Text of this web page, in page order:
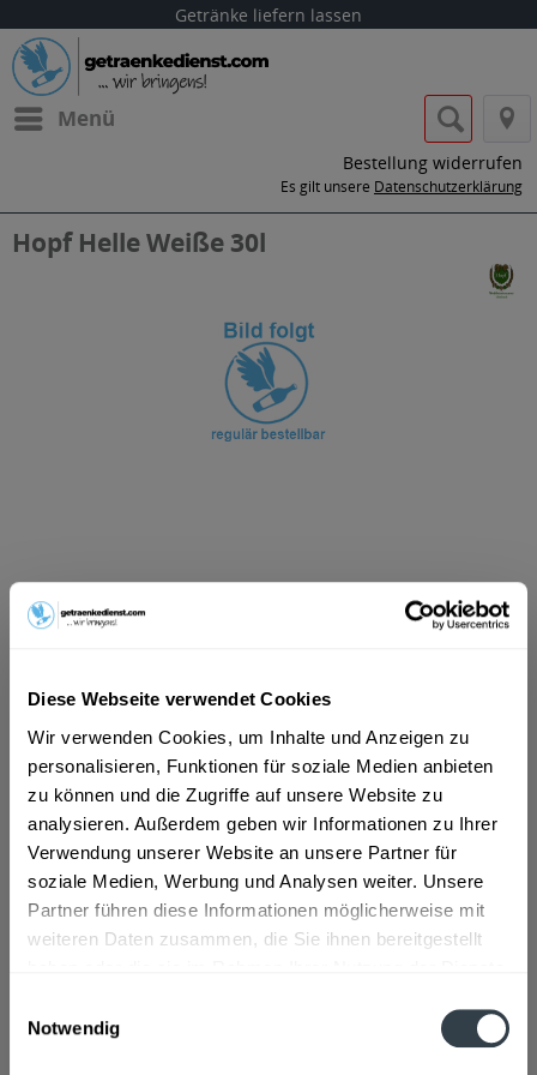
Diese Webseite verwendet Cookies
Wir verwenden Cookies, um Inhalte und Anzeigen zu
personalisieren, Funktionen für soziale Medien anbieten
zu können und die Zugriffe auf unsere Website zu
analysieren. Außerdem geben wir Informationen zu Ihrer
Verwendung unserer Website an unsere Partner für
soziale Medien, Werbung und Analysen weiter. Unsere
Partner führen diese Informationen möglicherweise mit
weiteren Daten zusammen, die Sie ihnen bereitgestellt
Notwendig
Getränke liefern lassen
Menü
Bestellung widerrufen
Es gilt unsere Datenschutzerklärung
Hopf Helle Weiße 30l
ab 100,79 € *
Inhalt: 30 Liter (3,36 € * / 1 Liter)
MEHRWEG
+30,00 € Pfand
In denWarenkorb
Artikel-Nr.:
Verfügbar in:
Beschreibung
"Hopf Helle Weiße 30l"